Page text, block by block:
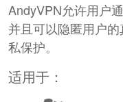
AndyVPN允许用户
并且可以隐匿用户
私保护。
适用于：